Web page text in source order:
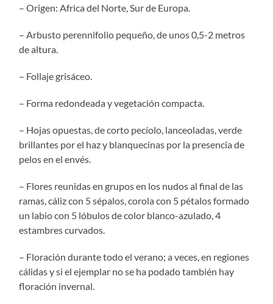
– Origen: Africa del Norte, Sur de Europa.
– Arbusto perennifolio pequeño, de unos 0,5-2 metros
de altura.
– Follaje grisáceo.
– Forma redondeada y vegetación compacta.
– Hojas opuestas, de corto pecíolo, lanceoladas, verde
brillantes por el haz y blanquecinas por la presencia de
pelos en el envés.
– Flores reunidas en grupos en los nudos al final de las
ramas, cáliz con 5 sépalos, corola con 5 pétalos formado
un labio con 5 lóbulos de color blanco-azulado, 4
estambres curvados.
– Floración durante todo el verano; a veces, en regiones
cálidas y si el ejemplar no se ha podado también hay
floración invernal.